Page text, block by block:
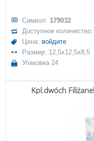
Символ: 179032
Доступное
Цена: войдите
Размер: 12,5x12,5x8,5
Упаковка 24
Kpl.dwóch